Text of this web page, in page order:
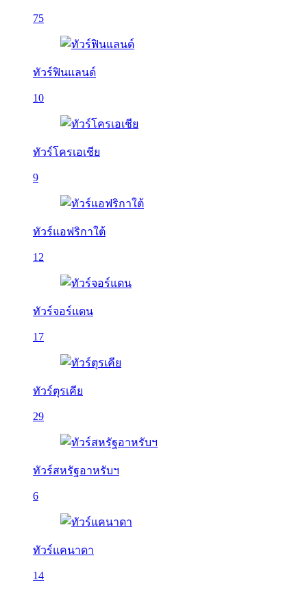
75
ทัวร์ฟินแลนด์
10
ทัวร์โครเอเชีย
9
ทัวร์แอฟริกาใต้
12
ทัวร์จอร์แดน
17
ทัวร์ตุรเคีย
29
ทัวร์สหรัฐอาหรับฯ
6
ทัวร์แคนาดา
14